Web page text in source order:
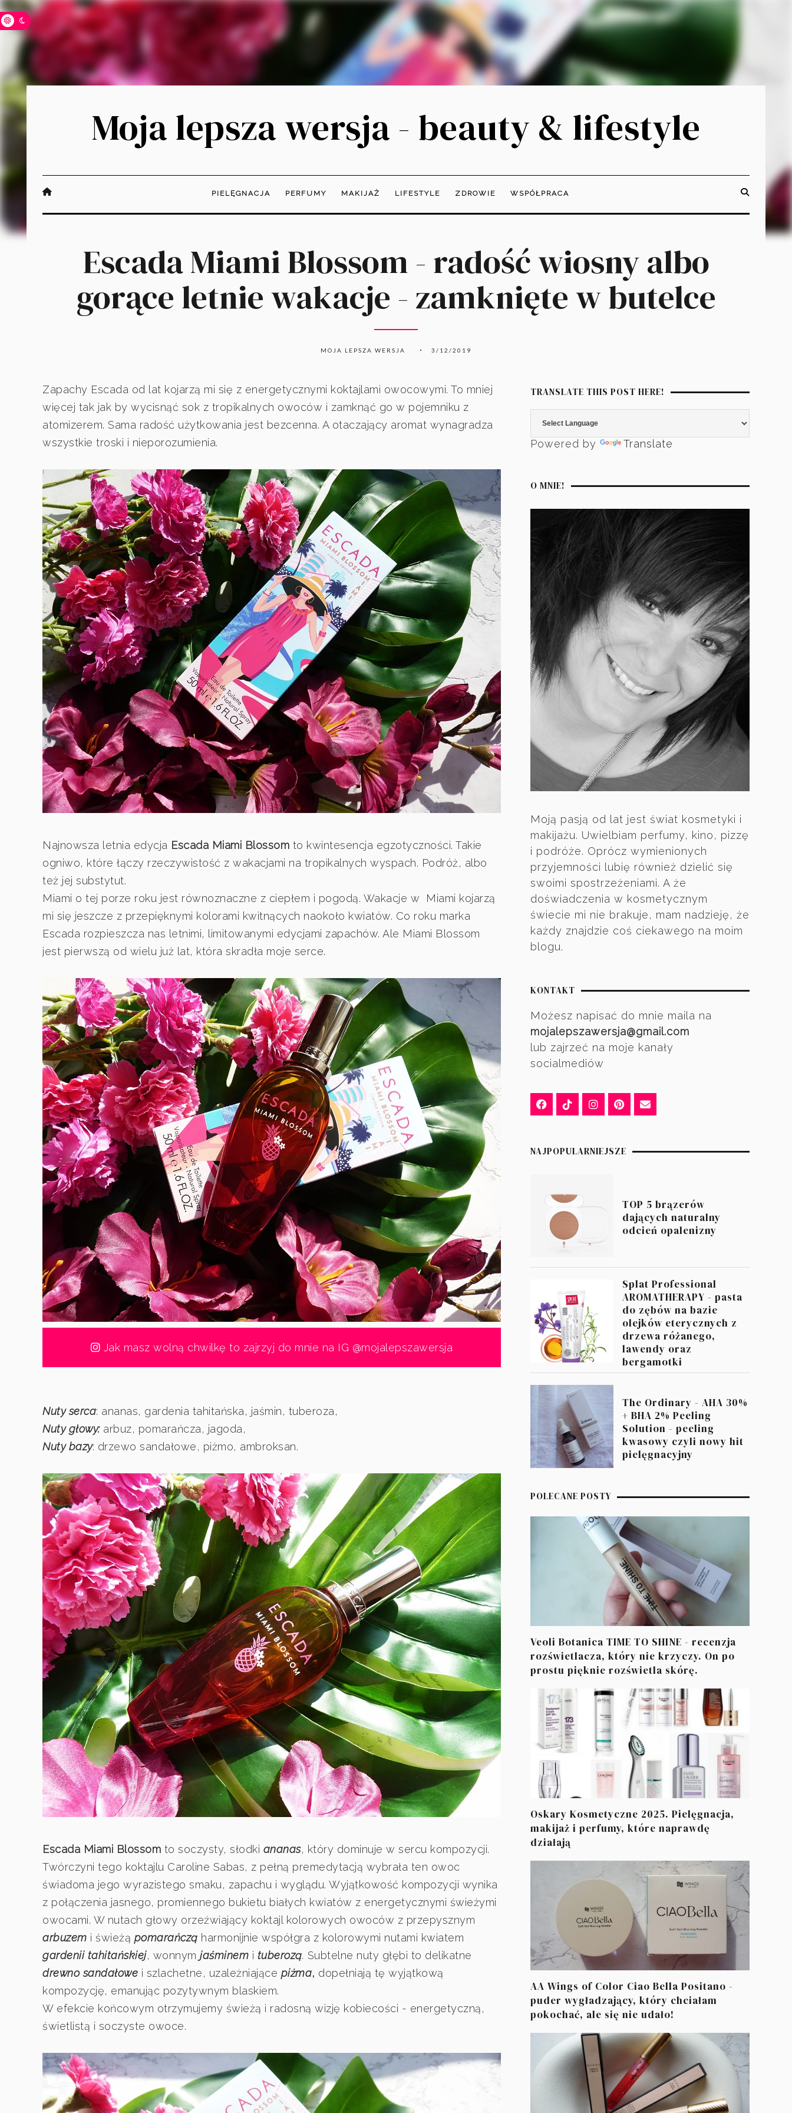
Moja lepsza wersja - beauty & lifestyle
PIELĘGNACJA PERFUMY MAKIJAŻ LIFESTYLE ZDROWIE WSPÓŁPRACA
Escada Miami Blossom - radość wiosny albo
gorące letnie wakacje - zamknięte w butelce
MOJA LEPSZA WERSJA 3/12/2019
Zapachy Escada od lat kojarzą mi się z energetycznymi koktajlami owocowymi. To mniej
więcej tak jak by wycisnąć sok z tropikalnych owoców i zamknąć go w pojemniku z
atomizerem. Sama radość użytkowania jest bezcenna. A otaczający aromat wynagradza
wszystkie troski i nieporozumienia.
Najnowsza letnia edycja Escada Miami Blossom to kwintesencja egzotyczności. Takie
ogniwo, które łączy rzeczywistość z wakacjami na tropikalnych wyspach. Podróż, albo
też jej substytut.
Miami o tej porze roku jest równoznaczne z ciepłem i pogodą. Wakacje w Miami kojarzą
mi się jeszcze z przepięknymi kolorami kwitnących naokoło kwiatów. Co roku marka
Escada rozpieszcza nas letnimi, limitowanymi edycjami zapachów. Ale Miami Blossom
jest pierwszą od wielu już lat, która skradła moje serce.
Jak masz wolną chwilkę to zajrzyj do mnie na IG @mojalepszawersja
Nuty serca: ananas, gardenia tahitańska, jaśmin, tuberoza,
Nuty głowy:arbuz, pomarańcza, jagoda,
Nuty bazy: drzewo sandałowe, piżmo, ambroksan.
Escada Miami Blossom to soczysty, słodki ananas, który dominuje w sercu kompozycji.
Twórczyni tego koktajlu Caroline Sabas, z pełną premedytacją wybrała ten owoc
świadoma jego wyrazistego smaku, zapachu i wyglądu. Wyjątkowość kompozycji wynika
z połączenia jasnego, promiennego bukietu białych kwiatów z energetycznymi świeżymi
owocami. W nutach głowy orzeźwiający koktajl kolorowych owoców z przepysznym
arbuzem i świeżą pomarańczą harmonijnie współgra z kolorowymi nutami kwiatem
gardenii tahitańskiej, wonnym jaśminem i tuberozą. Subtelne nuty głębi to delikatne
drewno sandałowe i szlachetne, uzależniające piżma, dopełniają tę wyjątkową
kompozycję, emanując pozytywnym blaskiem.
W efekcie końcowym otrzymujemy świeżą i radosną wizję kobiecości - energetyczną,
świetlistą i soczyste owoce.
TRANSLATE THIS POST HERE!
Powered by Translate
O MNIE!
Moją pasją od lat jest świat kosmetyki i
makijażu. Uwielbiam perfumy, kino, pizzę
i podróże. Oprócz wymienionych
przyjemności lubię również dzielić się
swoimi spostrzeżeniami. A że
doświadczenia w kosmetycznym
świecie mi nie brakuje, mam nadzieję, że
każdy znajdzie coś ciekawego na moim
blogu.
KONTAKT
Możesz napisać do mnie maila na
mojalepszawersja@gmail.com
lub zajrzeć na moje kanały
socialmediów
NAJPOPULARNIEJSZE
TOP 5 brązerów
dających naturalny
odcień opalenizny
Splat Professional
AROMATHERAPY - pasta
do zębów na bazie
olejków eterycznych z
drzewa różanego,
lawendy oraz
bergamotki
The Ordinary - AHA 30%
+ BHA 2% Peeling
Solution - peeling
kwasowy czyli nowy hit
pielęgnacyjny
POLECANE POSTY
Veoli Botanica TIME TO SHINE - recenzja
rozświetlacza, który nie krzyczy. On po
prostu pięknie rozświetla skórę.
Oskary Kosmetyczne 2025. Pielęgnacja,
makijaż i perfumy, które naprawdę
działają
AA Wings of Color Ciao Bella Positano -
puder wygładzający, który chciałam
pokochać, ale się nie udało!